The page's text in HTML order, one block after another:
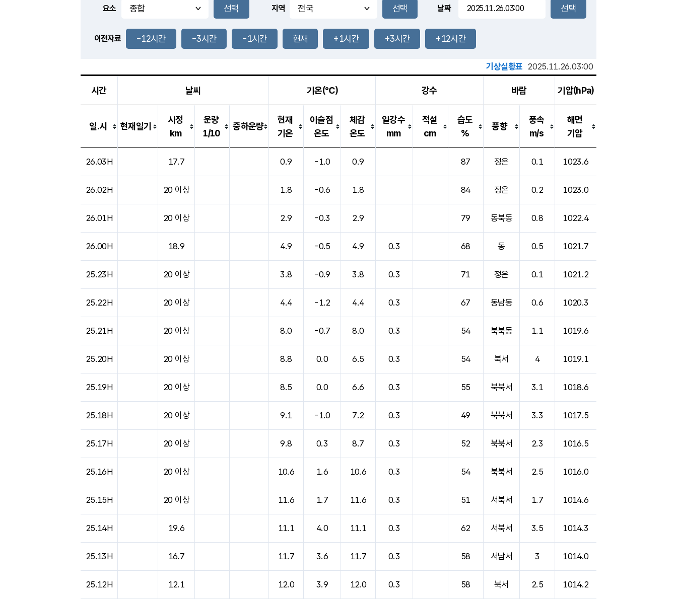
풍도
1.1m/s -mm
-mm
장호원
27.7
℃
-
31.4℃
0.7m/s
-mm
-mm
요소 지역 날짜
이전자료 -12시간 -3시간 -1시간 현재 +1시간 +3시간 +12시간
기상실황표 2025.11.26.03:00
시간 날씨 기온(℃) 강수 바람 기압(hPa)
일.시 현재일기
시정
km
운량
1/10
중하운량
현재
기온
이슬점
온도
체감
온도
일강수
mm
적설
cm
습도
%
풍향
풍속
m/s
해면
기압
26.03H 17.7 0.9 -1.0 0.9 87 정온 0.1 1023.6
26.02H 20 이상 1.8 -0.6 1.8 84 정온 0.2 1023.0
26.01H 20 이상 2.9 -0.3 2.9 79 동북동 0.8 1022.4
26.00H 18.9 4.9 -0.5 4.9 0.3 68 동 0.5 1021.7
25.23H 20 이상 3.8 -0.9 3.8 0.3 71 정온 0.1 1021.2
25.22H 20 이상 4.4 -1.2 4.4 0.3 67 동남동 0.6 1020.3
25.21H 20 이상 8.0 -0.7 8.0 0.3 54 북북동 1.1 1019.6
25.20H 20 이상 8.8 0.0 6.5 0.3 54 북서 4 1019.1
25.19H 20 이상 8.5 0.0 6.6 0.3 55 북북서 3.1 1018.6
25.18H 20 이상 9.1 -1.0 7.2 0.3 49 북북서 3.3 1017.5
25.17H 20 이상 9.8 0.3 8.7 0.3 52 북북서 2.3 1016.5
25.16H 20 이상 10.6 1.6 10.6 0.3 54 북북서 2.5 1016.0
25.15H 20 이상 11.6 1.7 11.6 0.3 51 서북서 1.7 1014.6
25.14H 19.6 11.1 4.0 11.1 0.3 62 서북서 3.5 1014.3
25.13H 16.7 11.7 3.6 11.7 0.3 58 서남서 3 1014.0
25.12H 12.1 12.0 3.9 12.0 0.3 58 북서 2.5 1014.2